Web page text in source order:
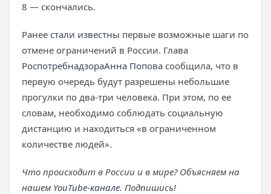
8 — скончались.
Ранее стали известны первые возможные шаги по
отмене ограничений в России. Глава
РоспотребнадзораАнна Попова сообщила, что в
первую очередь будут разрешены небольшие
прогулки по два-три человека. При этом, по ее
словам, необходимо соблюдать социальную
дистанцию и находиться «в ограниченном
количестве людей».
Что происходит в России и в мире? Объясняем на
нашем YouTube-канале. Подпишись!